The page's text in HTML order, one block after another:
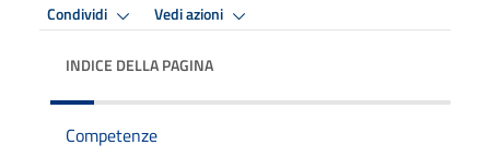
Condividi Vedi azioni
INDICE DELLA PAGINA
Competenze